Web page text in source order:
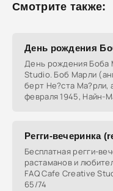
Смотрите также:
День рождения
День рождения Боба
Studio. Боб Марли
берт Не?ста Ма?рли,
февраля 1945, Найн-
Регги-вечеринка
Бесплатная регги-
растаманов и
FAQ Cafe Creative
65/74